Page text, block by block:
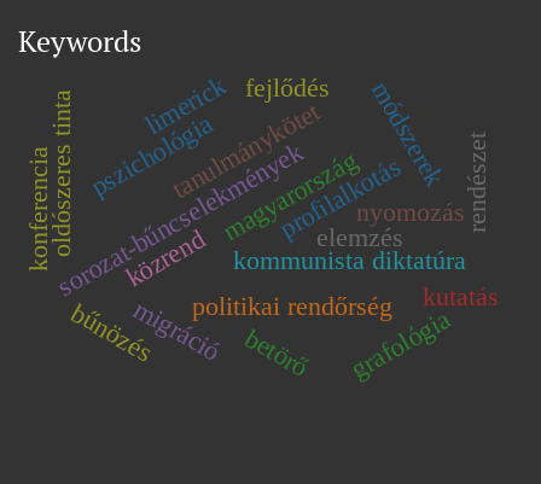
Keywords
politikai rendőrség
kommunista diktatúra
magyarország
sorozat-bűncselekményekprofilalkotás
pszichológia
elemzés
oldószeres tinta módszerek
migráció
bűnözés
tanulmánykötet
konferencia
limerick
grafológia
betörő
nyomozásrendészet
közrend
fejlődés
kutatás